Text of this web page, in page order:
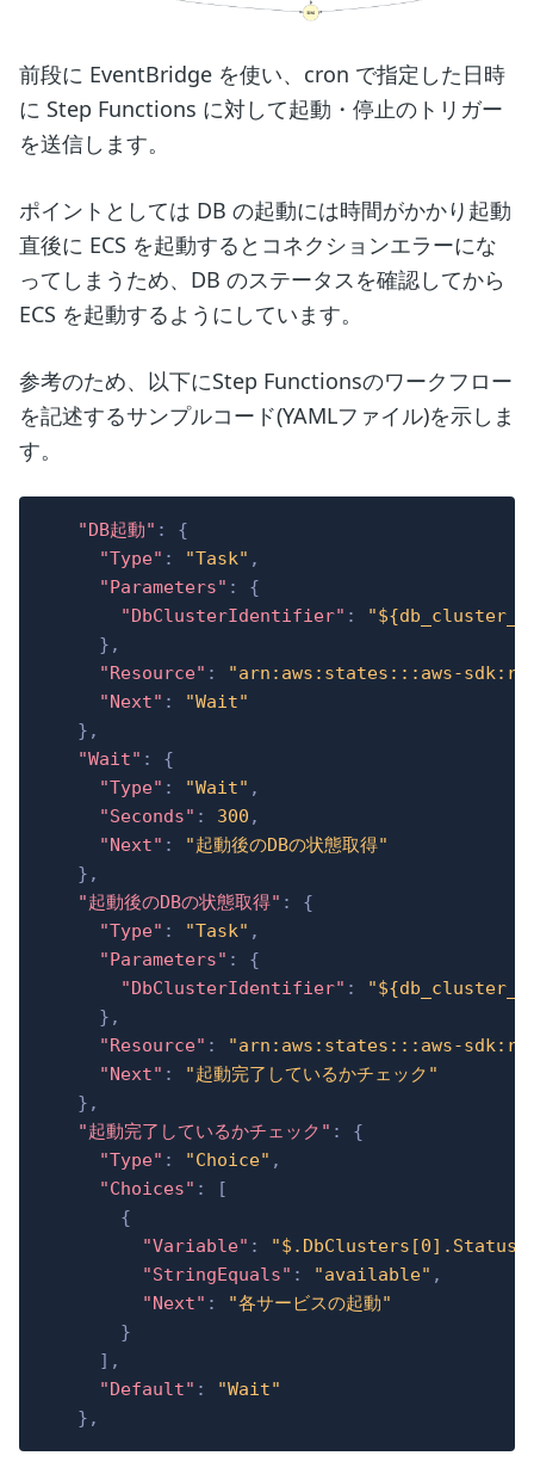
前段に EventBridge を使い、cron で指定した日時
に Step Functions に対して起動・停止のトリガー
を送信します。
ポイントとしては DB の起動には時間がかかり起動
直後に ECS を起動するとコネクションエラーにな
ってしまうため、DB のステータスを確認してから
ECS を起動するようにしています。
参考のため、以下にStep Functionsのワークフロー
を記述するサンプルコード(YAMLファイル)を示しま
す。
"DB起動" :
{
"Type" : "Task" ,
"Parameters" :
{
"DbClusterIdentifier" :
} ,
"Resource" :
"arn:aws:states:::aws-
"Next" :
"Wait"
} ,
"Wait" :
{
"Type" : "Wait" ,
"Seconds" : 300 ,
"Next" :
"起動後のDBの状態取得"
} ,
"起動後のDBの状態取得" :
{
"Type" : "Task" ,
"Parameters" :
{
"DbClusterIdentifier" :
} ,
"Resource" :
"arn:aws:states:::aws-
"Next" :
"起動完了しているかチェック"
} ,
"起動完了しているかチェック" :
{
"Type" : "Choice" ,
"Choices" :
[
{
"Variable" : "$.DbClusters[0].Status"
"StringEquals" : "available" ,
"Next" :
"各サービスの起動"
}
] ,
"Default" :
"Wait"
} ,